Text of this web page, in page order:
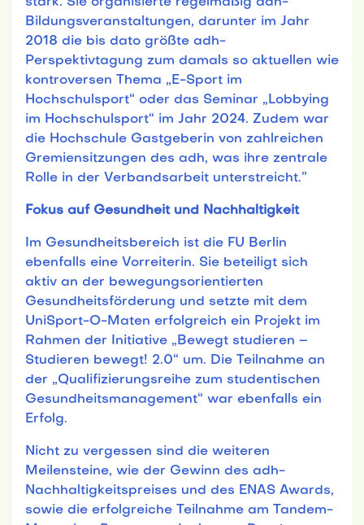
Bildungsveranstaltungen, darunter im Jahr
2018 die bis dato größte adh-
Perspektivtagung zum damals so aktuellen wie
kontroversen Thema „E-Sport im
Hochschulsport“ oder das Seminar „Lobbying
im Hochschulsport“ im Jahr 2024. Zudem war
die Hochschule Gastgeberin von zahlreichen
Gremiensitzungen des adh, was ihre zentrale
Rolle in der Verbandsarbeit unterstreicht.”
Fokus auf Gesundheit und Nachhaltigkeit
Im Gesundheitsbereich ist die FU Berlin
ebenfalls eine Vorreiterin. Sie beteiligt sich
aktiv an der bewegungsorientierten
Gesundheitsförderung und setzte mit dem
UniSport-O-Maten erfolgreich ein Projekt im
Rahmen der Initiative „Bewegt studieren –
Studieren bewegt! 2.0“ um. Die Teilnahme an
der „Qualifizierungsreihe zum studentischen
Gesundheitsmanagement“ war ebenfalls ein
Erfolg.
Nicht zu vergessen sind die weiteren
Meilensteine, wie der Gewinn des adh-
Nachhaltigkeitspreises und des ENAS Awards,
sowie die erfolgreiche Teilnahme am Tandem-